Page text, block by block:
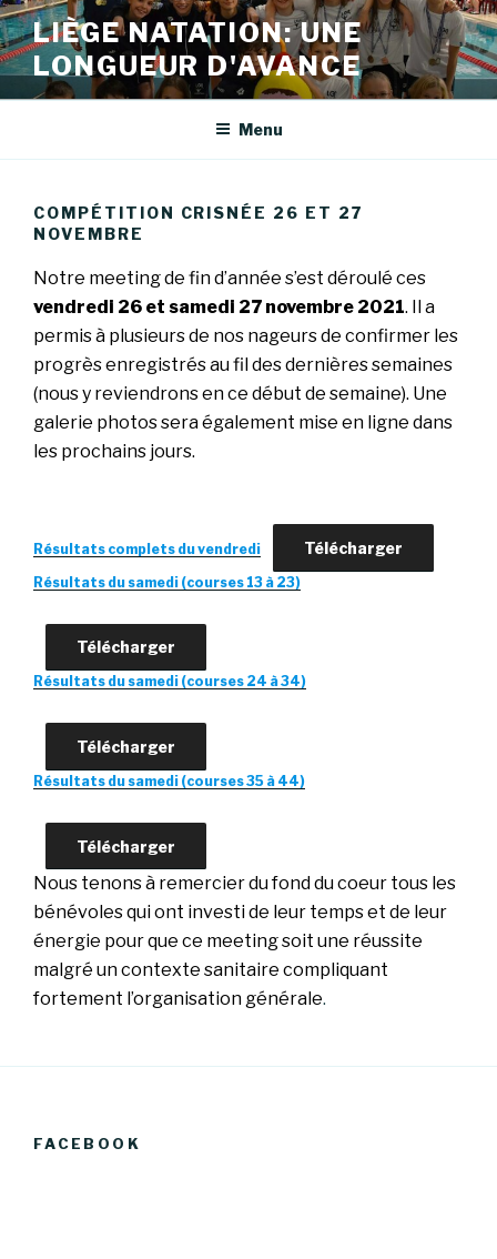
Aller
au
contenu
principal
LIÈGE NATATION: UNE
LONGUEUR D'AVANCE
Menu
COMPÉTITION CRISNÉE 26 ET 27
NOVEMBRE
Notre meeting de fin d’année s’est déroulé ces
vendredi 26 et samedi 27 novembre 2021. Il a
permis à plusieurs de nos nageurs de confirmer les
progrès enregistrés au fil des dernières semaines
(nous y reviendrons en ce début de semaine). Une
galerie photos sera également mise en ligne dans
les prochains jours.
Résultats complets du vendredi Télécharger
Résultats du samedi (courses 13 à 23)
Télécharger
Résultats du samedi (courses 24 à 34)
Télécharger
Résultats du samedi (courses 35 à 44)
Télécharger
Nous tenons à remercier du fond du coeur tous les
bénévoles qui ont investi de leur temps et de leur
énergie pour que ce meeting soit une réussite
malgré un contexte sanitaire compliquant
fortement l’organisation générale.
FACEBOOK